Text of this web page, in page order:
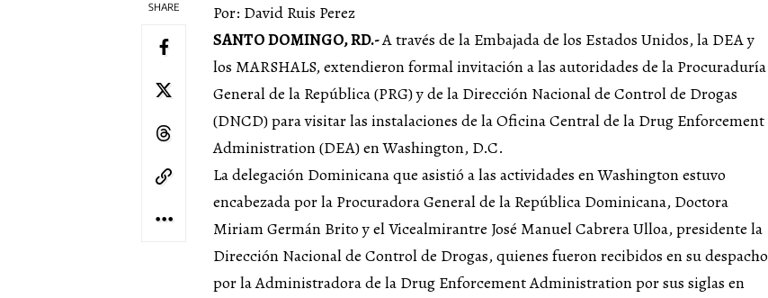
SHARE
Por: David Ruis Perez
SANTO DOMINGO, RD.-A través de la Embajada de los Estados Unidos, la DEA y
los MARSHALS, extendieron formal invitación a las autoridades de la Procuraduría
General de la República (PRG) y de la Dirección Nacional de Control de Drogas
(DNCD) para visitar las instalaciones de la Oficina Central de la Drug Enforcement
Administration (DEA) en Washington, D.C.
La delegación Dominicana que asistió a las actividades en Washington estuvo
encabezada por la Procuradora General de la República Dominicana, Doctora
Miriam Germán Brito y el Vicealmirantre José Manuel Cabrera Ulloa, presidente la
Dirección Nacional de Control de Drogas, quienes fueron recibidos en su despacho
por la Administradora de la Drug Enforcement Administration por sus siglas en